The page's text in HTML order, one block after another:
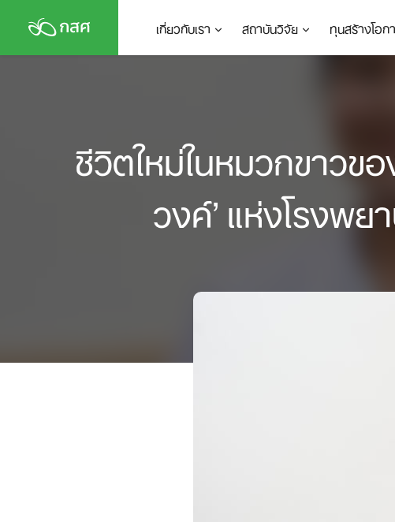
content
เกี่ยวกับเรา สถาบันวิจัย ทุนสร้างโอก
ชีวิตใหม่ในหมวกขาว
วงค์’ แห่งโรงพ